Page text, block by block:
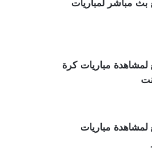
مواقع بث مباشر لمباريات
مواقع لمشاهدة مباريات كرة
مواقع لمشاهدة مباريات